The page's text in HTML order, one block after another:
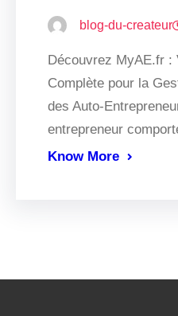
blog-du-createur
Découvrez MyAE.fr :
Complète pour la
des Auto-
entrepreneur
Know More